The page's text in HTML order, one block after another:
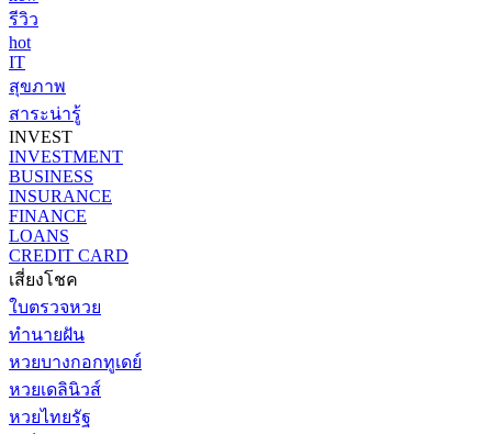
รีวิว
hot
IT
สุขภาพ
สาระน่ารู้
INVEST
INVESTMENT
BUSINESS
INSURANCE
FINANCE
LOANS
CREDIT CARD
เสี่ยงโชค
ใบตรวจหวย
ทำนายฝัน
หวยบางกอกทูเดย์
หวยเดลินิวส์
หวยไทยรัฐ